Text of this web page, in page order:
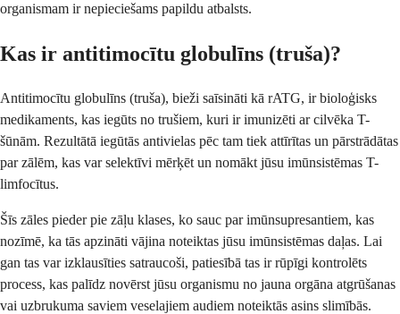
organismam ir nepieciešams papildu atbalsts.
Kas ir antitimocītu globulīns (truša)?
Antitimocītu globulīns (truša), bieži saīsināti kā rATG, ir bioloģisks
medikaments, kas iegūts no trušiem, kuri ir imunizēti ar cilvēka T-
šūnām. Rezultātā iegūtās antivielas pēc tam tiek attīrītas un pārstrādātas
par zālēm, kas var selektīvi mērķēt un nomākt jūsu imūnsistēmas T-
limfocītus.
Šīs zāles pieder pie zāļu klases, ko sauc par imūnsupresantiem, kas
nozīmē, ka tās apzināti vājina noteiktas jūsu imūnsistēmas daļas. Lai
gan tas var izklausīties satraucoši, patiesībā tas ir rūpīgi kontrolēts
process, kas palīdz novērst jūsu organismu no jauna orgāna atgrūšanas
vai uzbrukuma saviem veselajiem audiem noteiktās asins slimībās.